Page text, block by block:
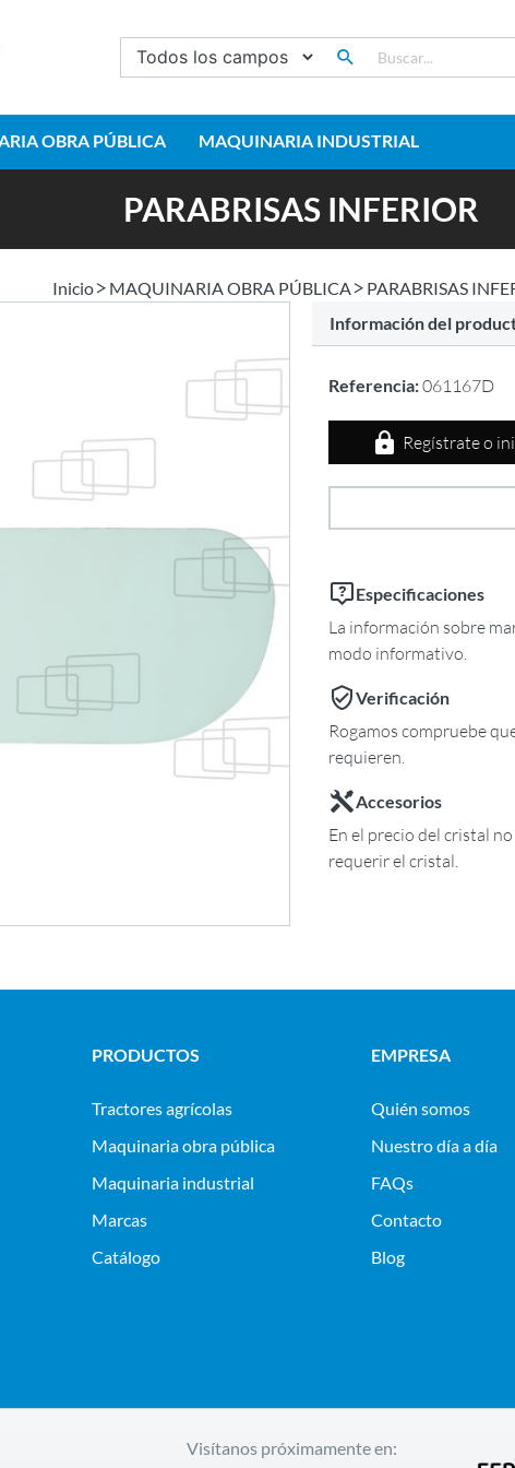
OBRA PÚBLICA MAQUINARIA INDUSTRIAL
PARABRISAS INFERIOR
Inicio MAQUINARIA OBRA PÚBLICA
PARABRISAS
Información del
Referencia:061167D
Regístrate o
Especificaciones
La información sobre
modo informativo.
Verificación
Rogamos compruebe
requieren.
Accesorios
En el precio del cristal
requerir el cristal.
PRODUCTOS
tractores agrícolas
maquinaria obra pública
maquinaria industrial
Marcas
Catálogo
EMPRESA
Quién somos
Nuestro día a día
FAQs
Contacto
Blog
Visítanos próximamente en: